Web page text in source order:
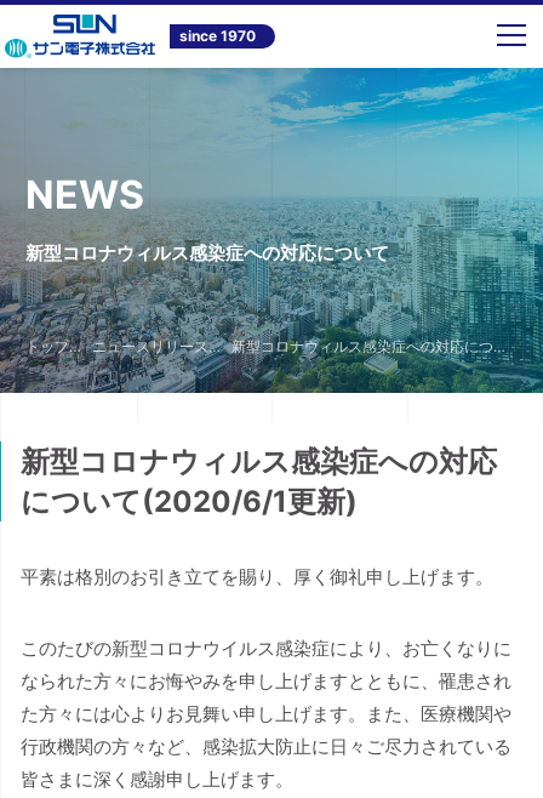
since 1970
NEWS
新型コロナウィルス感染症への対応について
トップ ニュースリリース 新型コロナウィルス感染症への対応について
新型コロナウィルス感染症への対応
について(2020/6/1更新)
平素は格別のお引き立てを賜り、厚く御礼申し上げます。
このたびの新型コロナウイルス感染症により、お亡くなりに
なられた方々にお悔やみを申し上げますとともに、罹患され
た方々には心よりお見舞い申し上げます。また、医療機関や
行政機関の方々など、感染拡大防止に日々ご尽力されている
皆さまに深く感謝申し上げます。